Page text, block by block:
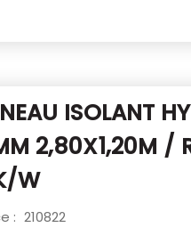
ISOLANT
2,80X1,20M /
W
: 210822